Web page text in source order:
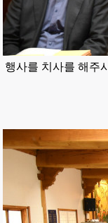
행사를 치사를 해주